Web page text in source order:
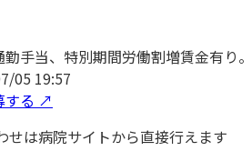
手当、特別期間労働割増賃金有り。
05 19:57
する ↗
は病院サイトから直接行えます